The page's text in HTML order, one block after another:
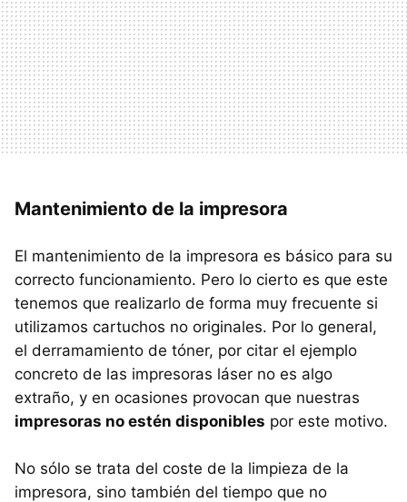
Mantenimiento de la impresora
El mantenimiento de la impresora es básico para su
correcto funcionamiento. Pero lo cierto es que este
tenemos que realizarlo de forma muy frecuente si
utilizamos cartuchos no originales. Por lo general,
el derramamiento de tóner, por citar el ejemplo
concreto de las impresoras láser no es algo
extraño, y en ocasiones provocan que nuestras
impresoras no estén disponibles por este motivo.
No sólo se trata del coste de la limpieza de la
impresora, sino también del tiempo que no